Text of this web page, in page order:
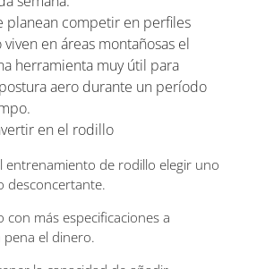
planean competir en perfiles
en áreas montañosas el
herramienta muy útil para
aero durante un período
en el rodillo
entrenamiento de rodillo elegir uno
desconcertante.
más especificaciones a
el dinero.